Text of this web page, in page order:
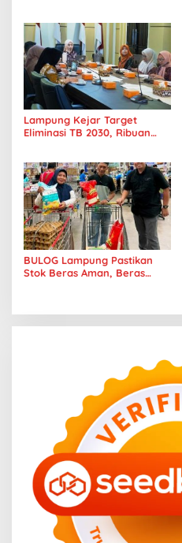
Era Digital
Lampung Kejar Target
Eliminasi TB 2030, Ribuan
BULOG Lampung Pastikan
Stok Beras Aman, Beras